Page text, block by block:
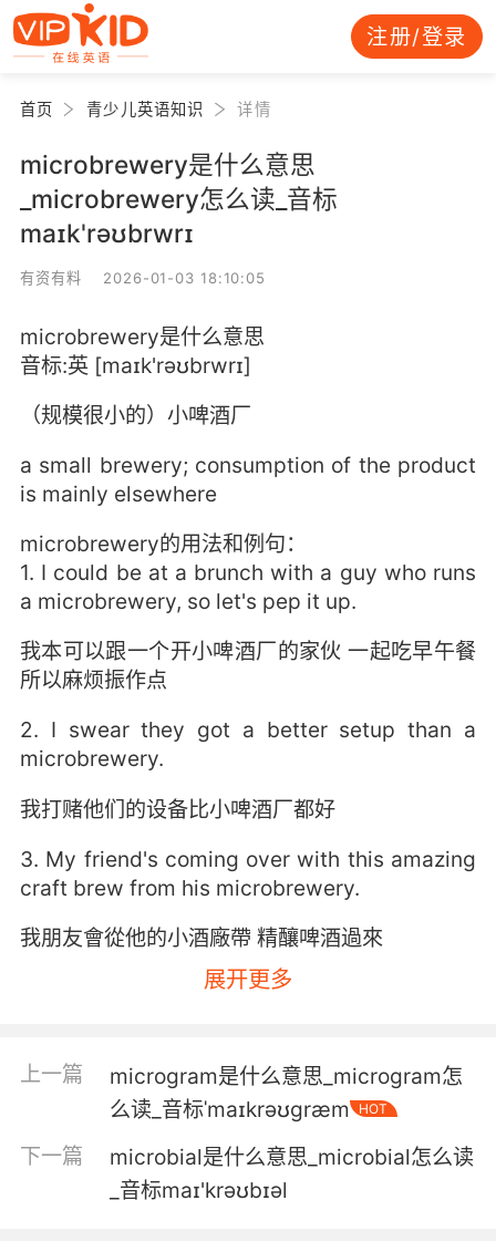
注册/登录
首页 青少儿英语知识 详情
microbrewery是什么意思
_microbrewery怎么读_音标
maɪk'rəʊbrwrɪ
有资有料 2026-01-03 18:10:05
microbrewery是什么意思
音标:英 [maɪk'rəʊbrwrɪ]
（规模很小的）小啤酒厂
a small brewery; consumption of the product
is mainly elsewhere
microbrewery的用法和例句：
1. I could be at a brunch with a guy who runs
a microbrewery, so let's pep it up.
我本可以跟一个开小啤酒厂的家伙 一起吃早午餐
所以麻烦振作点
2. I swear they got a better setup than a
microbrewery.
我打赌他们的设备比小啤酒厂都好
3. My friend's coming over with this amazing
craft brew from his microbrewery.
我朋友會從他的小酒廠帶 精釀啤酒過來
4. I made a deal to sell my little microbrewery
我谈了个交易 把我的小酿酒坊 卖给一家跨国大企
展开更多
上一篇
microgram是什么意思_microgram怎
么读_音标ˈmaɪkrəʊgræm
HOT
下一篇
microbial是什么意思_microbial怎么读
_音标maɪ'krəʊbɪəl